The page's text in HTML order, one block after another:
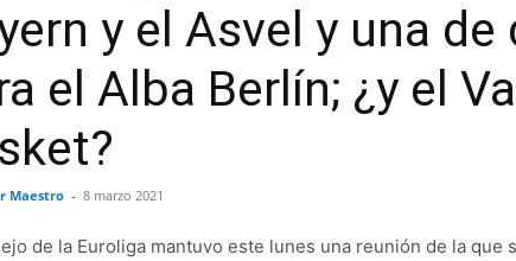
y el Asvel y una
el Alba Berlín; ¿y el
Maestro - 8 marzo 2021
de la Euroliga mantuvo este lunes una reunión de la que